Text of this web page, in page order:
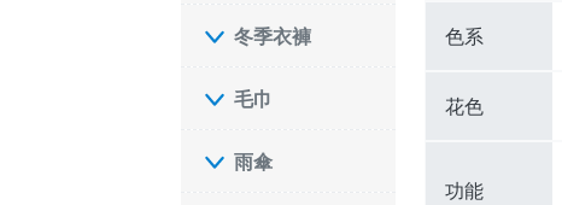
冬季衣褲
毛巾
雨傘
色系
花色
功能